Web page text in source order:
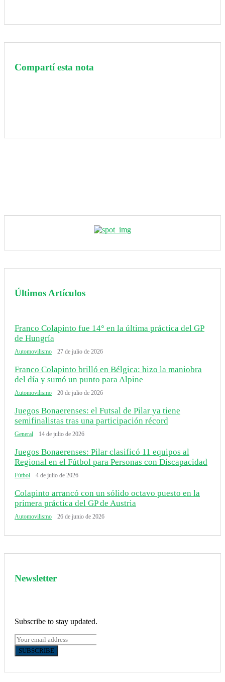
Compartí esta nota
Últimos Artículos
Franco Colapinto fue 14° en la última práctica del GP
de Hungría
Automovilismo 27 de julio de 2026
Franco Colapinto brilló en Bélgica: hizo la maniobra
del día y sumó un punto para Alpine
Automovilismo 20 de julio de 2026
Juegos Bonaerenses: el Futsal de Pilar ya tiene
semifinalistas tras una participación récord
General 14 de julio de 2026
Juegos Bonaerenses: Pilar clasificó 11 equipos al
Regional en el Fútbol para Personas con Discapacidad
Fútbol 4 de julio de 2026
Colapinto arrancó con un sólido octavo puesto en la
primera práctica del GP de Austria
Automovilismo 26 de junio de 2026
Newsletter
Subscribe to stay updated.
SUBSCRIBE